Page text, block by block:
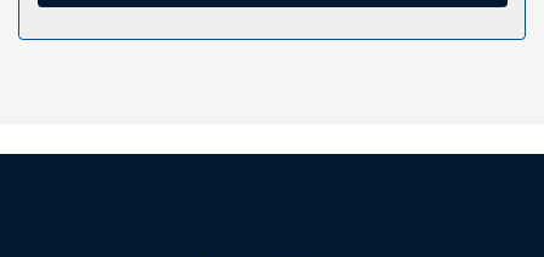
utendørsbasseng og sykkelutleie. Dette hotellet har